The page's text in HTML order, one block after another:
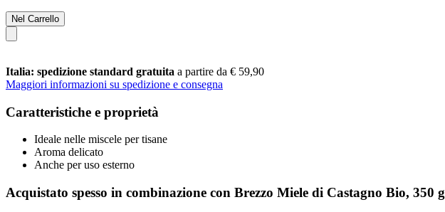
Nel Carrello
Italia: spedizione standard gratuita a partire da € 59,90
Maggiori informazioni su spedizione e consegna
Caratteristiche e proprietà
Ideale nelle miscele per tisane
Aroma delicato
Anche per uso esterno
Acquistato spesso in combinazione con Brezzo Miele di Castagno Bio, 350 g